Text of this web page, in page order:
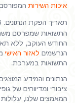
איכות השירות
תאריך הפקת הנתונים: 21/07/2026
התשואות שמפרסם
החודש העוקב, ללא
הנרשמים לאזור האישי
התשואות במערכת.
הנתונים והמידע
ציבורי ומדיווחים של
המאמצים שלנו,